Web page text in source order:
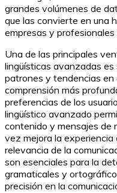
grandes volúmenes de
que las convierte en una
empresas y profesionales
Una de las principales
lingüísticas avanzadas
patrones y tendencias en
comprensión más
preferencias de los
lingüístico avanzado
contenido y mensajes de
vez mejora la experiencia
relevancia de la
son esenciales para la
gramaticales y
precisión en la